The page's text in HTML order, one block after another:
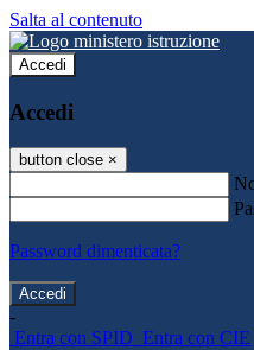
Salta al contenuto
Accedi
Accedi
button close ×
Password dimenticata?
-
Entra con SPID Entra con CIE